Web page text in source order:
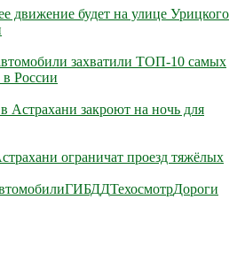
движение будет на улице Урицкого
захватили ТОП-10 самых
России
Астрахани закроют на ночь для
ограничат проезд тяжёлых
ГИБДДТехосмотрДороги